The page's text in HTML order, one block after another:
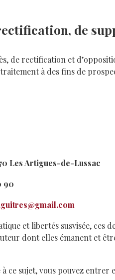
de
de rectification et
à des fins de
Les Artigues-de-Lussac
90
et libertés susvisée, ces
dont elles émanent et
ce sujet, vous pouvez entrer